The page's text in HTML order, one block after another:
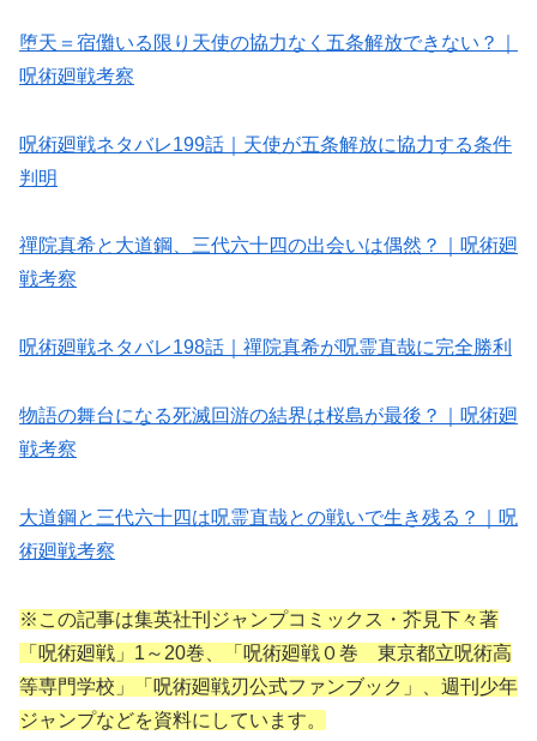
堕天＝宿儺いる限り天使の協力なく五条解放できない？｜
呪術廻戦考察
呪術廻戦ネタバレ199話｜天使が五条解放に協力する条件
判明
禪院真希と大道鋼、三代六十四の出会いは偶然？｜呪術廻
戦考察
呪術廻戦ネタバレ198話｜禪院真希が呪霊直哉に完全勝利
物語の舞台になる死滅回游の結界は桜島が最後？｜呪術廻
戦考察
大道鋼と三代六十四は呪霊直哉との戦いで生き残る？｜呪
術廻戦考察
※この記事は集英社刊ジャンプコミックス・芥見下々著
「呪術廻戦」1～20巻、「呪術廻戦０巻 東京都立呪術高
等専門学校」「呪術廻戦刃公式ファンブック」、週刊少年
ジャンプなどを資料にしています。